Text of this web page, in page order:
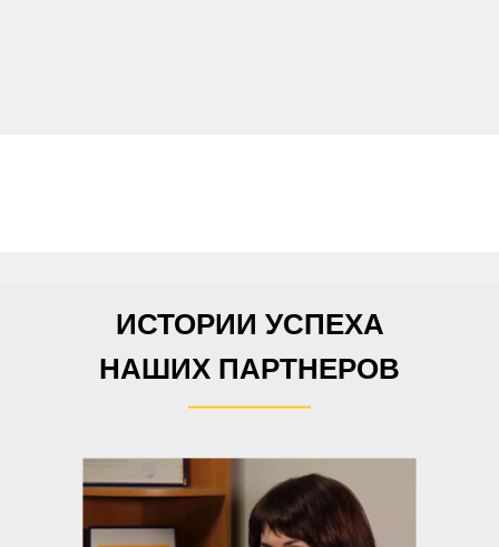
ИСТОРИИ УСПЕХА
НАШИХ ПАРТНЕРОВ